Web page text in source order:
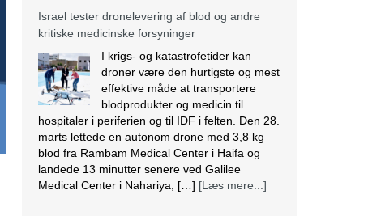
Israel tester dronelevering af blod og andre
kritiske medicinske forsyninger
I krigs- og katastrofetider kan
droner være den hurtigste og mest
effektive måde at transportere
blodprodukter og medicin til
hospitaler i periferien og til IDF i felten. Den 28.
marts lettede en autonom drone med 3,8 kg
blod fra Rambam Medical Center i Haifa og
landede 13 minutter senere ved Galilee
Medical Center i Nahariya, […] [Læs mere...]